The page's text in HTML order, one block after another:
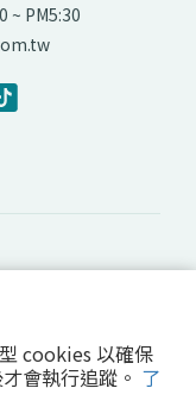
cookies 以確保
會執行追蹤。 了
~ PM5:30
All Rights Reserved.